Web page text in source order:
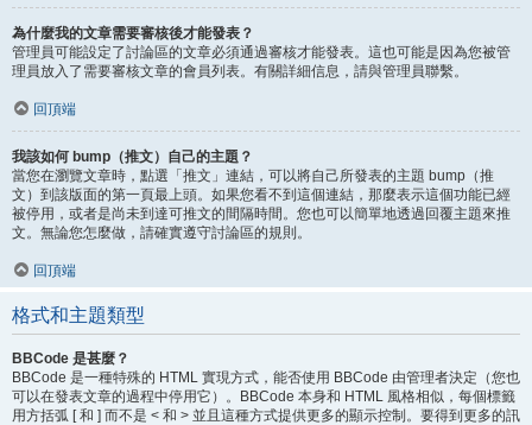
為什麼我的文章需要審核後才能發表？
管理員可能設定了討論區的文章必須通過審核才能發表。這也可能是因為您被管
理員放入了需要審核文章的會員列表。有關詳細信息，請與管理員聯繫。
回頂端
我該如何 bump（推文）自己的主題？
當您在瀏覽文章時，點選「推文」連結，可以將自己所發表的主題 bump（推
文）到該版面的第一頁最上頭。如果您看不到這個連結，那麼表示這個功能已經
被停用，或者是尚未到達可推文的間隔時間。您也可以簡單地透過回覆主題來推
文。無論您怎麼做，請確實遵守討論區的規則。
回頂端
格式和主題類型
BBCode 是甚麼？
BBCode 是一種特殊的 HTML 實現方式，能否使用 BBCode 由管理者決定（您也
可以在發表文章的過程中停用它）。BBCode 本身和 HTML 風格相似，每個標籤
用方括弧 [ 和 ] 而不是 < 和 > 並且這種方式提供更多的顯示控制。要得到更多的訊